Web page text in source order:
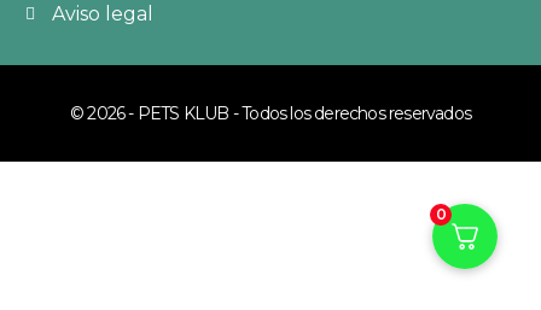
Aviso legal
© 2026 - PETS KLUB - Todos los derechos reservados
0